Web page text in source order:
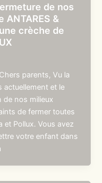
de nos
ANTARES &
crèche de
parents, Vu la
actuellement et le
de nos milieux
de fermer toutes
et Pollux. Vous avez
votre enfant dans